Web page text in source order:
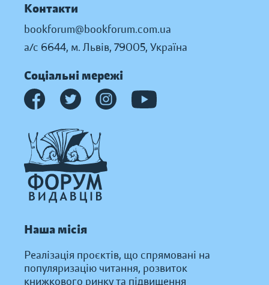
Контакти
bookforum@bookforum.com.ua
а/с 6644, м. Львів, 79005, Україна
Соціальні мережі
Наша місія
Реалізація проєктів, що спрямовані на
популяризацію читання, розвиток
книжкового ринку та підвищення